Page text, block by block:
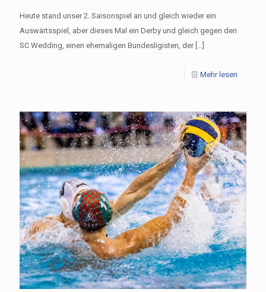
Heute stand unser 2. Saisonspiel an und gleich wieder ein
Auswärtsspiel, aber dieses Mal ein Derby und gleich gegen den
SC Wedding, einen ehemaligen Bundesligisten, der[…]
Mehr lesen